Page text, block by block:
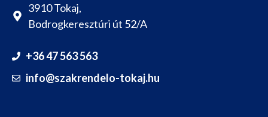
3910 Tokaj,
Bodrogkeresztúri út 52/A
+36 47 563 563
info@szakrendelo-tokaj.hu